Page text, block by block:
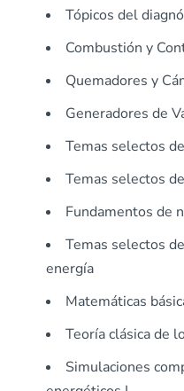
Tópicos del
Combustión y
Quemadores y
Generadores de
Temas selectos
Temas selectos
Fundamentos de
Temas selectos
energía
Matemáticas
Teoría clásica de
Simulaciones